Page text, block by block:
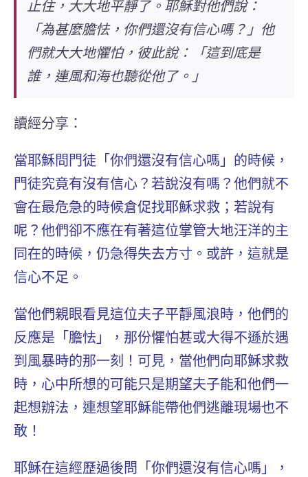
止住，大大地平靜了。耶穌對他們說：
「為甚麼膽怯，你們還沒有信心嗎？」他
們就大大地懼怕，彼此說：「這到底是
誰，連風和海也聽從他了。」
讀經分享：
當耶穌問門徒「你們還沒有信心嗎」 的時候，
門徒究竟有沒有信心？若說沒有嗎？他們就不
會在最危急的時候倉促找耶穌求救；若說有
呢？他們卻不應在有著這位掌管大地汪洋的主
同在的時候，仍急得失去方寸。或許，這就是
信心不足。
當他們親眼看見這位夫子平靜風浪時，他們的
反應是「膽怯」，那份懼怕甚或大得不遜於遇
到風暴時的那一刻！可見，當他們向耶穌求救
時，心中所想的可能只是期望夫子能和他們一
起想辦法，連想望耶穌能帶他們逃離現場也不
敢！
耶穌在這經歷過後問「你們還沒有信心嗎」，